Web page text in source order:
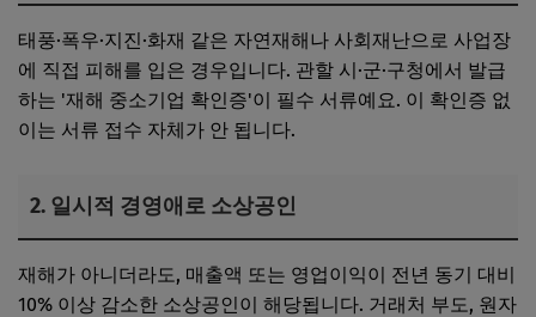
태풍·폭우·지진·화재 같은 자연재해나 사회재난으로 사업장
에 직접 피해를 입은 경우입니다. 관할 시·군·구청에서 발급
하는 '재해 중소기업 확인증'이 필수 서류예요. 이 확인증 없
이는 서류 접수 자체가 안 됩니다.
2. 일시적 경영애로 소상공인
재해가 아니더라도, 매출액 또는 영업이익이 전년 동기 대비
10% 이상 감소한 소상공인이 해당됩니다. 거래처 부도, 원자